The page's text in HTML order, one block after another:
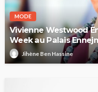
MODE
Vivienne Westwood
Week au Palais
Jihène Ben Hassine